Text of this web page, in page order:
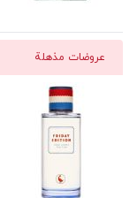
عروضات مذهلة